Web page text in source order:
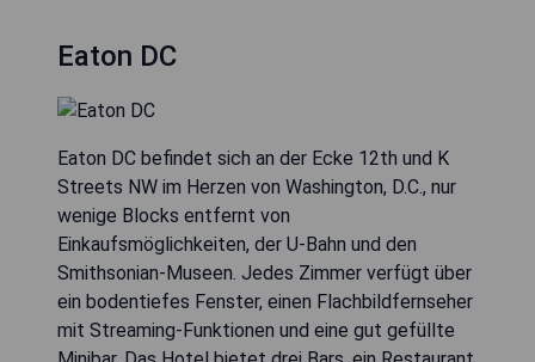
Eaton DC
Eaton DC befindet sich an der Ecke 12th und K
Streets NW im Herzen von Washington, D.C., nur
wenige Blocks entfernt von
Einkaufsmöglichkeiten, der U-Bahn und den
Smithsonian-Museen. Jedes Zimmer verfügt über
ein bodentiefes Fenster, einen Flachbildfernseher
mit Streaming-Funktionen und eine gut gefüllte